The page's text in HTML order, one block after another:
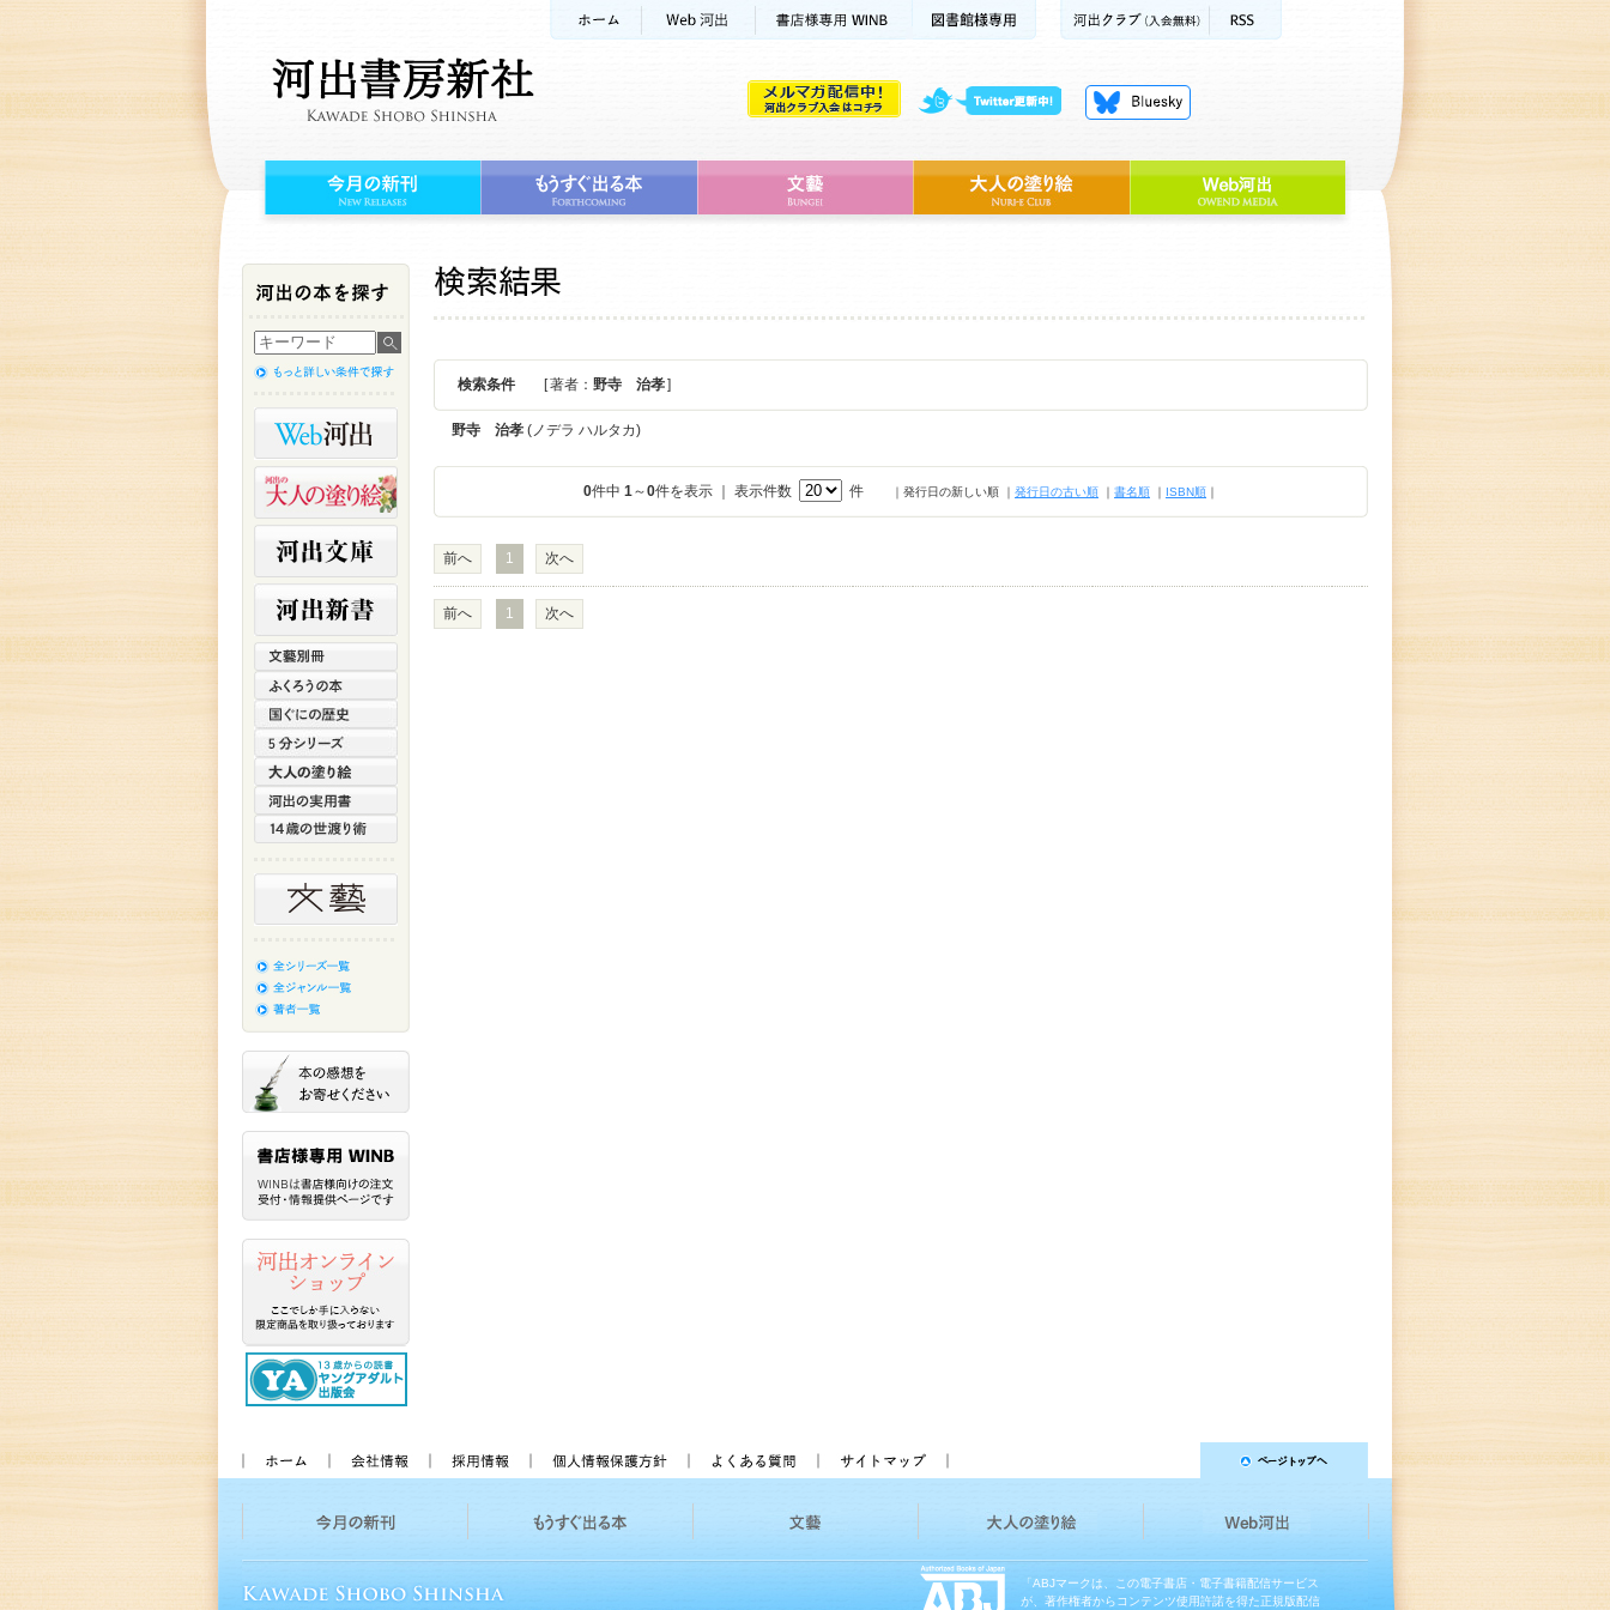
検索条件 [ 著者： 野寺 治孝]
野寺 治孝 (ノデラ ハルタカ)
0件中 1～0件を表示 ｜ 表示件数 件 ｜発行日の新しい順 ｜ 発行日の古い順 ｜ 書名順 ｜ ISBN順 ｜
前へ 1 次へ
前へ 1 次へ
「ABJマークは、この電子書店・電子書籍配信サービス
が、著作権者からコンテンツ使用許諾を得た正規版配信